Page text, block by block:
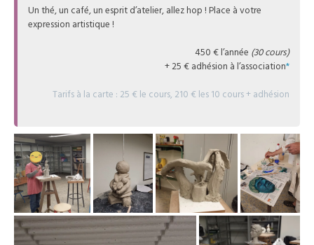
Un thé, un café, un esprit d’atelier, allez hop ! Place à votre
expression artistique !
450 € l’année (30 cours)
+ 25 € adhésion à l’association*
Tarifs à la carte : 25 € le cours, 210 € les 10 cours + adhésion